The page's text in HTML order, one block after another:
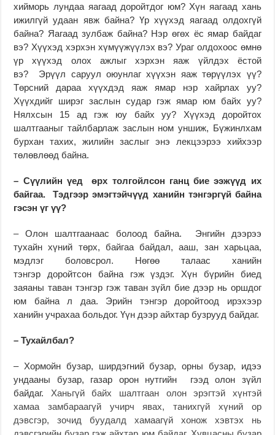
хийморь лундаа яагаад доройтдог юм? Хүн яагаад хань
ижилгүй удаан явж байна? Үр хүүхэд яагаад олдохгүй
байна? Яагаад зулбаж байна? Нэр өгөх ёс ямар байдаг
вэ? Хүүхэд хэрхэн хүмүүжүүлэх вэ? Ураг олдохоос өмнө
үр хүүхэд олох ажлыг хэрхэн яаж үйлдэх ёстой
вэ? Эрүүл саруул оюунлаг хүүхэн яаж төрүүлэх үү?
Төрсний дараа хүүхдэд яаж ямар нэр хайрлах уу?
Хүүхдийг ширэг заслын судар гэж ямар юм байх уу?
Нялхсын 15 ад гэж юу байх уу? Хүүхэд доройтох
шалтгааныг тайлбарлаж заслын ном уншиж, Бүжинлхам
бурхан тахих, жилийн заслыг энэ лекцээрээ хийхээр
төлөвлөөд байна.
– Сүүлийн үед өрх толгойлсон ганц бие ээжүүд их
байгаа. Тэдгээр эмэгтэйчүүд ханийн тэнгэргүй байна
гэсэн үг үү?
– Олон шалтгаанаас болоод байна. Энгийн дээрээ
тухайн хүний төрх, байгаа байдал, ааш, зан харьцаа,
мэдлэг боловсрол. Нөгөө талаас ханийн
тэнгэр доройтсон байна гэж үздэг. Хүн бүрийн биед
заяаны таван тэнгэр гэж таван зүйл бие дээр нь оршдог
юм байна л даа. Эрийн тэнгэр доройтоод ирэхээр
ханийн учрахаа больдог. Үүн дээр айхтар бузрууд байдаг.
– Тухайлбал?
– Хормойн бузар, ширдэгний бузар, орны бузар, идээ
ундааны бузар, газар орон нутгийн гээд олон зүйл
байдаг. Ханьгүй байх шалтгаан олон эрэгтэй хүнтэй
хамаа замбараагүй учирч явах, танихгүй хүний ор
дэвсгэр, зочид буудалд хамаагүй хонож хэвтэх нь